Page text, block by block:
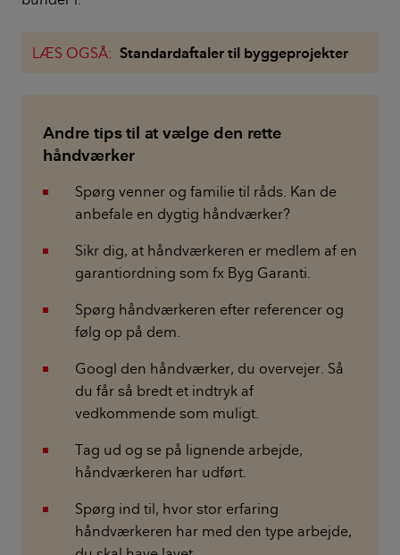
LÆS OGSÅ: Standardaftaler til byggeprojekter
Andre tips til at vælge den rette
håndværker
Spørg venner og familie til råds. Kan de
anbefale en dygtig håndværker?
Sikr dig, at håndværkeren er medlem af en
garantiordning som fx Byg Garanti.
Spørg håndværkeren efter referencer og
følg op på dem.
Googl den håndværker, du overvejer. Så
du får så bredt et indtryk af
vedkommende som muligt.
Tag ud og se på lignende arbejde,
håndværkeren har udført.
Spørg ind til, hvor stor erfaring
håndværkeren har med den type arbejde,